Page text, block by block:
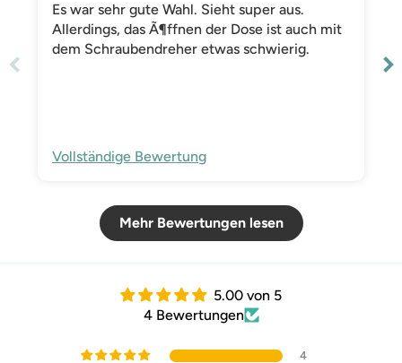
Es war sehr gute Wahl. Sieht super aus.
Allerdings, das Ã¶ffnen der Dose ist auch mit
dem Schraubendreher etwas schwierig.
Vollständige Bewertung
Mehr Bewertungen lesen
5.00 von 5
4 Bewertungen
4